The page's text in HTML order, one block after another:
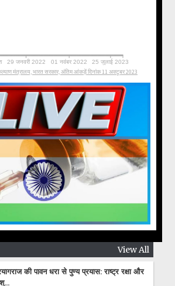
View All
की पावन धरा से पुण्य प्रयास: राष्ट्र रक्षा और